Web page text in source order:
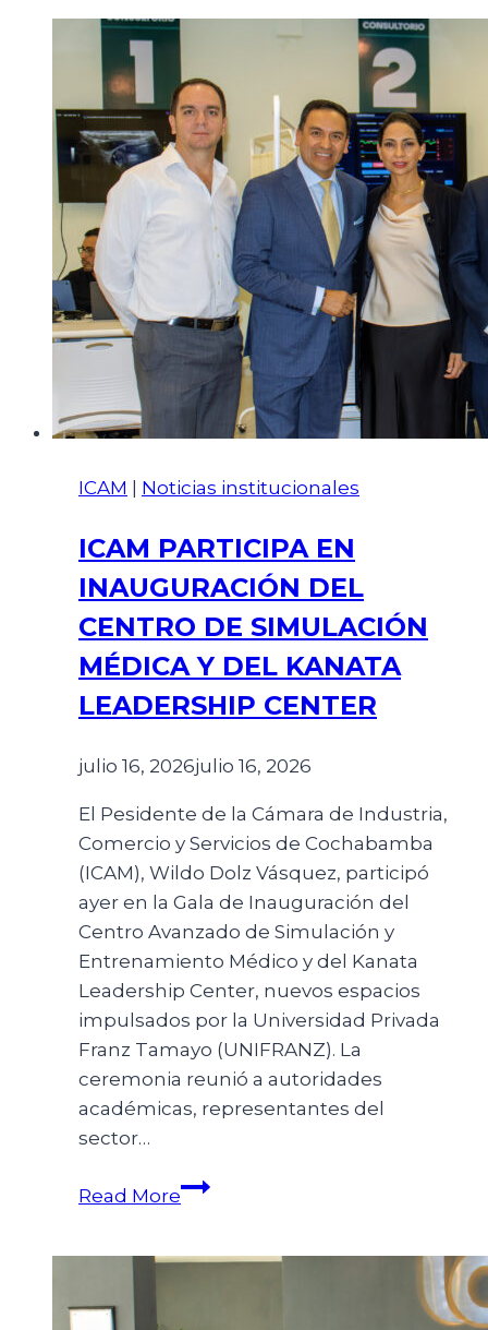
ICAM Noticias institucionales
ICAM PARTICIPA EN
INAUGURACIÓN DEL
CENTRO DE SIMULACIÓN
MÉDICA Y DEL KANATA
LEADERSHIP CENTER
julio 16, 2026julio 16, 2026
El Pesidente de la Cámara de Industria,
Comercio y Servicios de Cochabamba
(ICAM), Wildo Dolz Vásquez, participó
ayer en la Gala de Inauguración del
Centro Avanzado de Simulación y
Entrenamiento Médico y del Kanata
Leadership Center, nuevos espacios
impulsados por la Universidad Privada
Franz Tamayo (UNIFRANZ). La
ceremonia reunió a autoridades
académicas, representantes del
sector…
Read More